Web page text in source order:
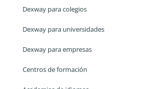
Dexway para colegios
Dexway para universidades
Dexway para empresas
Centros de formación